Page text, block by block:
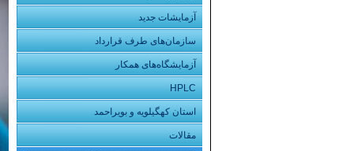
آزمایشات جدید
سازمان‌های طرف قرارداد
آزمایشگاه‌های همکار
HPLC
استان کهگیلویه و بویراحمد
مقالات